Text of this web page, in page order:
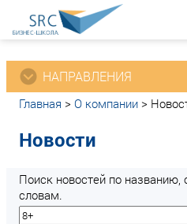
НАПРАВЛЕНИЯ
Главная > О компании >
Новости
Поиск новостей по
словам.